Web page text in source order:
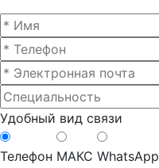
Удобный вид связи
Телефон МАКС WhatsApp